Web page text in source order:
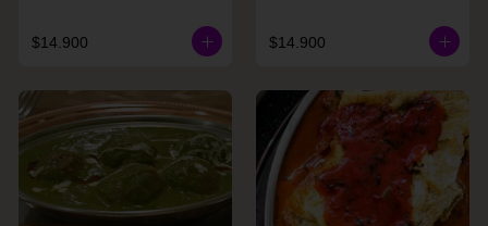
$14.900 $14.900